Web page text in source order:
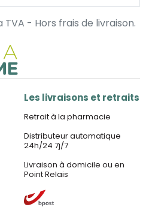
TVA - Hors frais de livraison.
Les livraisons et retraits
Retrait à la pharmacie
Distributeur automatique
24h/24 7j/7
Livraison à domicile ou en
Point Relais